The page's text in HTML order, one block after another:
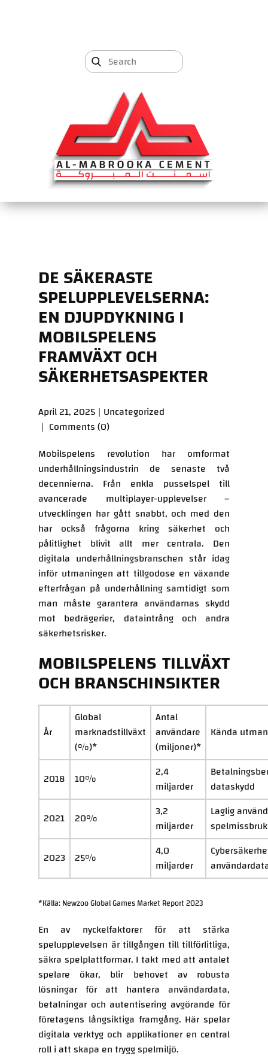
DE SÄKERASTE
SPELUPPLEVELSERNA:
EN DJUPDYKNING I
MOBILSPELENS
FRAMVÄXT OCH
SÄKERHETSASPEKTER
April 21, 2025 Uncategorized
Comments (0)
Mobilspelens revolution har omformat
underhållningsindustrin de senaste två
decennierna. Från enkla pusselspel till
avancerade multiplayer-upplevelser –
utvecklingen har gått snabbt, och med den
har också frågorna kring säkerhet och
pålitlighet blivit allt mer centrala. Den
digitala underhållningsbranschen står idag
inför utmaningen att tillgodose en växande
efterfrågan på underhållning samtidigt som
man måste garantera användarnas skydd
mot bedrägerier, dataintrång och andra
säkerhetsrisker.
MOBILSPELENS TILLVÄXT
OCH BRANSCHINSIKTER
År
Global
marknadstillväxt
(%)*
Antal
användare
(miljoner)*
Kända
2018 10%
2,4
miljarder
dataskydd
2021 20%
3,2
miljarder
Laglig
spelmissbruk
2023 25%
4,0
miljarder
*Källa: Newzoo Global Games Market Report 2023
En av nyckelfaktorer för att stärka
spelupplevelsen är tillgången till tillförlitliga,
säkra spelplattformar. I takt med att antalet
spelare ökar, blir behovet av robusta
lösningar för att hantera användardata,
betalningar och autentisering avgörande för
företagens långsiktiga framgång. Här spelar
digitala verktyg och applikationer en central
roll i att skapa en trygg spelmiljö.